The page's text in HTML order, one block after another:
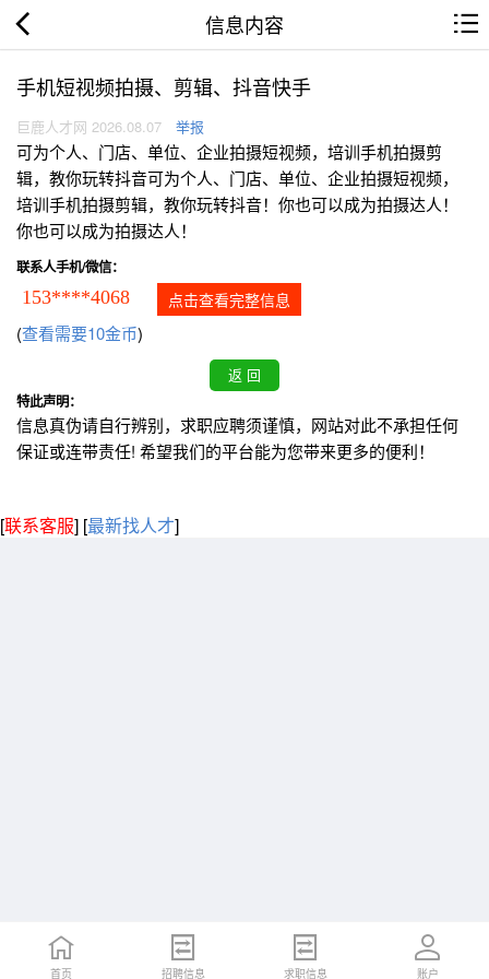
信息内容
手机短视频拍摄、剪辑、抖音快手
巨鹿人才网 2026.08.07 举报
可为个人、门店、单位、企业拍摄短视频，培训手机拍摄剪
辑，教你玩转抖音可为个人、门店、单位、企业拍摄短视频，
培训手机拍摄剪辑，教你玩转抖音！你也可以成为拍摄达人！
你也可以成为拍摄达人！
联系人手机/微信：
153****4068 点击查看完整信息
(查看需要10金币)
特此声明：
信息真伪请自行辨别，求职应聘须谨慎，网站对此不承担任何
保证或连带责任! 希望我们的平台能为您带来更多的便利！
[联系客服] [最新找人才]
首页 招聘信息 求职信息 账户